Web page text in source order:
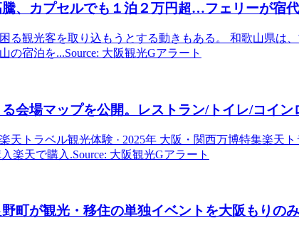
、カプセルでも１泊２万円超…フェリーが宿
る観光客を取り込もうとする動きもある。 和歌山県は
の宿泊を...Source: 大阪観光Gアラート
る会場マップを公開。レストラン/トイレ/コイ
天トラベル観光体験 · 2025年 大阪・関西万博特集楽天
楽天で購入.Source: 大阪観光Gアラート
町が観光 ・移住の単独イベントを大阪もりの